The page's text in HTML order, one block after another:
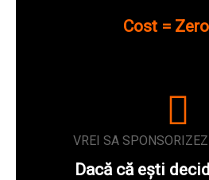
Cost =
VREI SA
Dacă că ești